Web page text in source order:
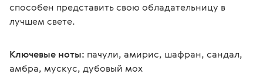
способен представить свою обладательницу в
лучшем свете.
Ключевые ноты: пачули, амирис, шафран, сандал,
амбра, мускус, дубовый мох